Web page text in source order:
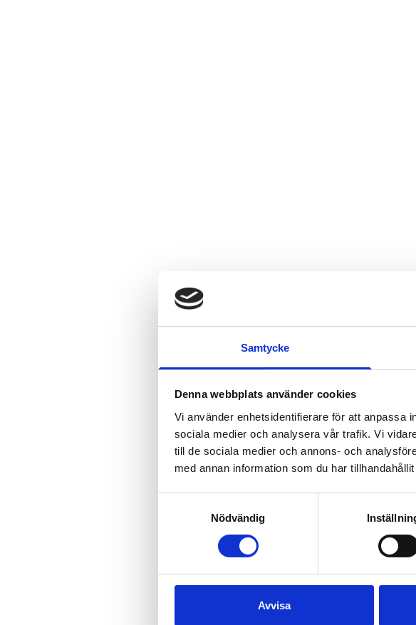
Samtycke
Denna webbplats använder cookies
Vi använder enhetsidentifierare för att anpassa
sociala medier och analysera vår trafik. Vi
till de sociala medier och annons- och
med annan information som du har
Nödvändig
Avvisa